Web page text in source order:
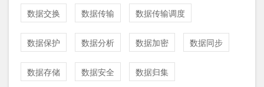
数据交换 数据传输 数据传输调度
数据保护 数据分析 数据加密 数据同步
数据存储 数据安全 数据归集